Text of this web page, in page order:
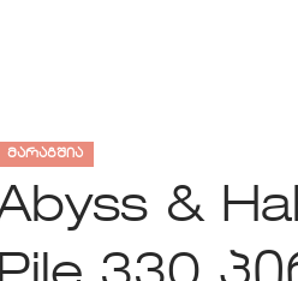
ᲛᲐᲠᲐᲒᲨᲘᲐ
&